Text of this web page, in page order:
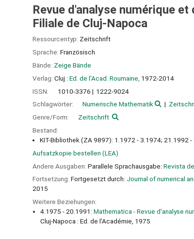
Revue d'analyse numérique
Filiale de Cluj-Napoca
Ressourcentyp: Zeitschrift
Sprache: Französisch
Bände: Zeige Bände
Verlag: Cluj : Ed. de l'Acad. Roumaine, 1972-2014
ISSN:
1010-3376
1222-9024
Schlagwörter:
Numerische Mathematik
Genre/Form:
Zeitschrift
Bestand:
KIT-Bibliothek (ZA 9897): 1.1972 - 3.1974; 21.1992 -
Aufsatzkopie bestellen (LEA)
Andere Ausgaben: Parallele Sprachausgabe: Revista
Fortsetzung: Fortgesetzt durch: Journal of numerical
2015
Weitere Beziehungen:
4.1975 - 20.1991: Mathematica - Revue d'analyse
Cluj-Napoca : Ed. de l'Académie, 1975